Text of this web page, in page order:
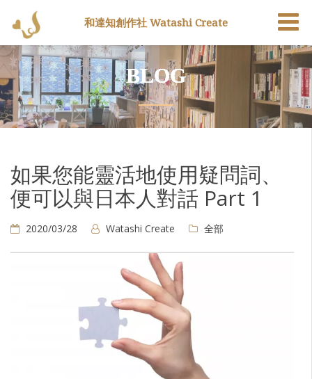
BLOG
如果您能靈活地使用疑問詞、
便可以與日本人對話 Part 1
2020/03/28 Watashi Create 全部
和達知創作社 Watashi Create